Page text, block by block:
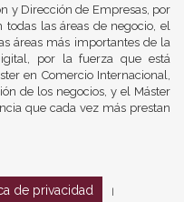
y Dirección de Empresas, por
las áreas de negocio, el
áreas más importantes de la
por la fuerza que está
en Comercio Internacional,
de los negocios, y el Máster
que cada vez más prestan
de privacidad